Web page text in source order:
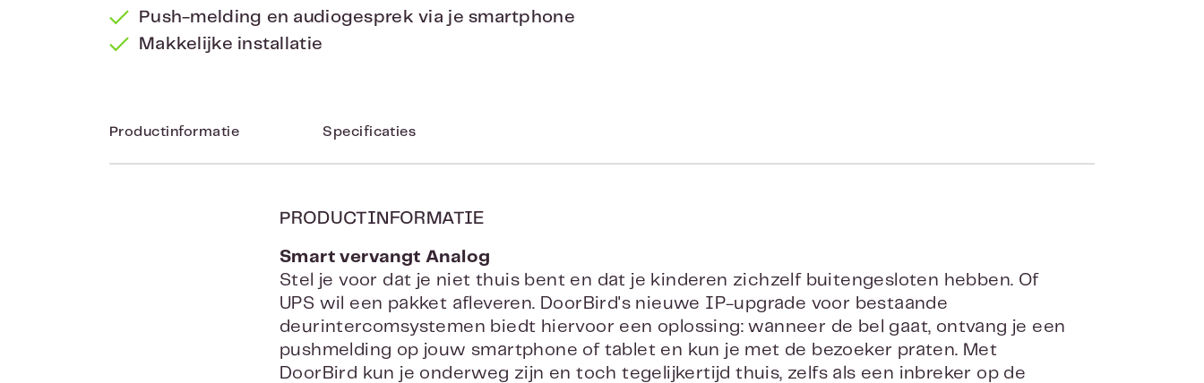
Push-melding en audiogesprek via je smartphone
Makkelijke installatie
Productinformatie Specificaties
PRODUCTINFORMATIE
Smart vervangt Analog
Stel je voor dat je niet thuis bent en dat je kinderen zichzelf buitengesloten hebben. Of
UPS wil een pakket afleveren. DoorBird's nieuwe IP-upgrade voor bestaande
deurintercomsystemen biedt hiervoor een oplossing: wanneer de bel gaat, ontvang je een
pushmelding op jouw smartphone of tablet en kun je met de bezoeker praten. Met
DoorBird kun je onderweg zijn en toch tegelijkertijd thuis, zelfs als een inbreker op de